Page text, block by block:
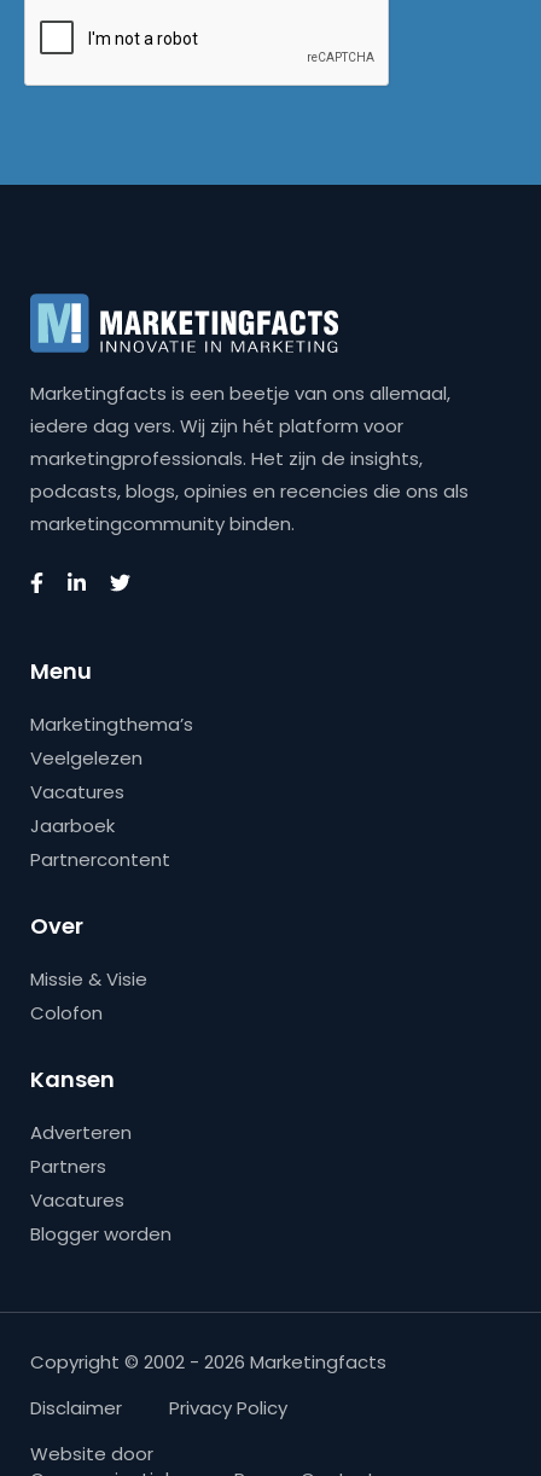
Marketingfacts is een beetje van ons allemaal,
iedere dag vers. Wij zijn hét platform voor
marketingprofessionals. Het zijn de insights,
podcasts, blogs, opinies en recencies die ons als
marketingcommunity binden.
Menu
Marketingthema’s
Veelgelezen
Vacatures
Jaarboek
Partnercontent
Over
Missie & Visie
Colofon
Kansen
Adverteren
Partners
Vacatures
Blogger worden
Copyright © 2002 - 2026 Marketingfacts
Disclaimer
Privacy Policy
Website door